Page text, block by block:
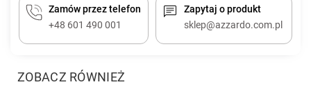
Zamów przez telefon
+48 601 490 001
Zapytaj o produkt
sklep@azzardo.com.pl
ZOBACZ RÓWNIEŻ